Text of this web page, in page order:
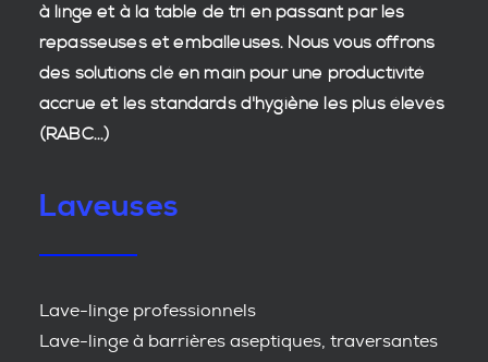
à linge et à la table de tri en passant par les
repasseuses et emballeuses. Nous vous offrons
des solutions clé en main pour une productivité
accrue et lesstandards d'hygiène les plus élevés
(RABC...)
Laveuses
Lave-linge professionnels
Lave-linge à barrières aseptiques, traversantes